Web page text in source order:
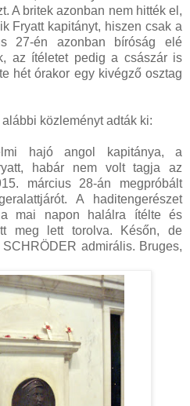
A britek azonban nem hitték el,
Fryatt kapitányt, hiszen csak a
27-én azonban bíróság elé
az ítéletet pedig a császár is
hét órakor egy kivégző osztag
közleményt adták ki:
hajó angol kapitánya, a
habár nem volt tagja az
március 28-án megpróbált
A haditengerészet
mai napon halálra ítélte és
meg lett torolva. Későn, de
admirális. Bruges,